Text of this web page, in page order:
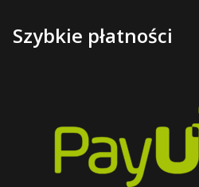
Szybkie płatności